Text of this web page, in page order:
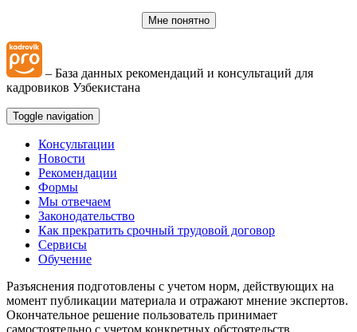
Мне понятно
– База данных рекомендаций и консультаций для
кадровиков Узбекистана
Toggle navigation
Консультации
Новости
Рекомендации
Формы
Мы отвечаем
Законодательство
Как прекратить срочный трудовой договор
Сервисы
Обучение
Разъяснения подготовлены с учетом норм, действующих на
момент публикации материала и отражают мнение экспертов.
Окончательное решение пользователь принимает